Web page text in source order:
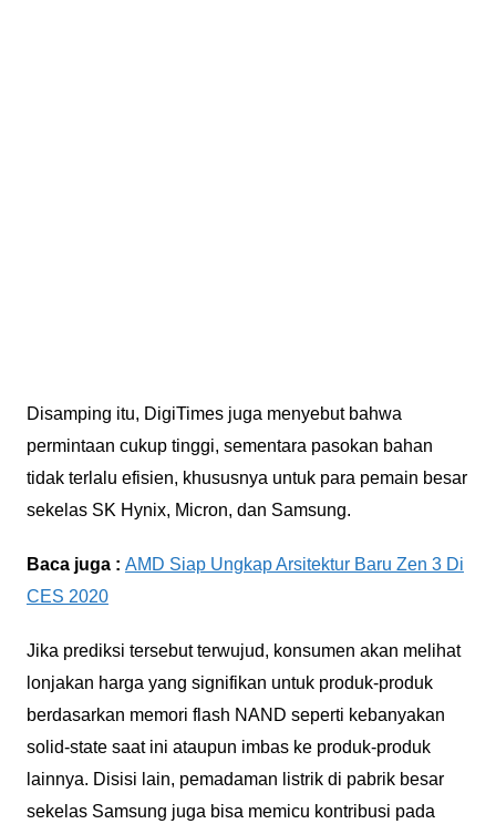
Disamping itu, DigiTimes juga menyebut bahwa
permintaan cukup tinggi, sementara pasokan bahan
tidak terlalu efisien, khususnya untuk para pemain besar
sekelas SK Hynix, Micron, dan Samsung.
Baca juga : AMD Siap Ungkap Arsitektur Baru Zen 3 Di
CES 2020
Jika prediksi tersebut terwujud, konsumen akan melihat
lonjakan harga yang signifikan untuk produk-produk
berdasarkan memori flash NAND seperti kebanyakan
solid-state saat ini ataupun imbas ke produk-produk
lainnya. Disisi lain, pemadaman listrik di pabrik besar
sekelas Samsung juga bisa memicu kontribusi pada